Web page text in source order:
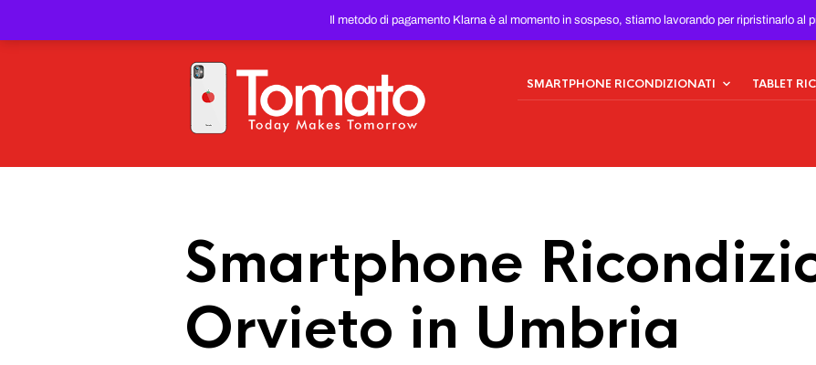
Il metodo di pagamento Klarna è al momento in sospeso, stiamo lavorando per ripristinarlo al
PREZZO DEL WEB!
SMARTPHONE RICONDIZIONATI TABLET
Smartphone
Orvieto in Umbria